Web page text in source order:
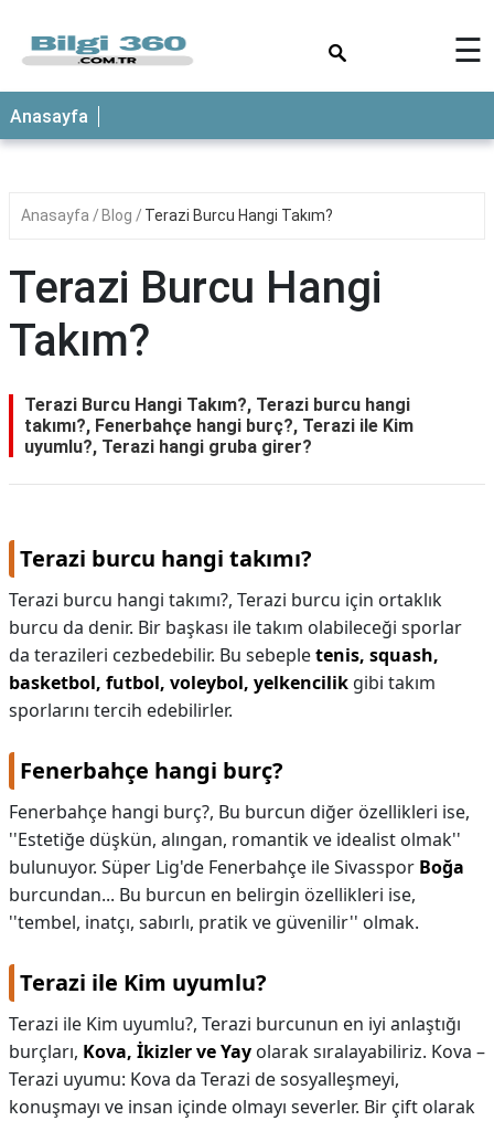
ANASAYFA
☰
Anasayfa
Anasayfa Blog Terazi Burcu Hangi Takım?
Terazi Burcu Hangi
Takım?
Terazi Burcu Hangi Takım?, Terazi burcu hangi
takımı?, Fenerbahçe hangi burç?, Terazi ile Kim
uyumlu?, Terazi hangi gruba girer?
Terazi burcu hangi takımı?
Terazi burcu hangi takımı?, Terazi burcu için ortaklık
burcu da denir. Bir başkası ile takım olabileceği sporlar
da terazileri cezbedebilir. Bu sebepletenis, squash,
basketbol, futbol, voleybol, yelkencilik gibi takım
sporlarını tercih edebilirler.
Fenerbahçe hangi burç?
Fenerbahçe hangi burç?, Bu burcun diğer özellikleri ise,
''Estetiğe düşkün, alıngan, romantik ve idealist olmak''
bulunuyor. Süper Lig'de Fenerbahçe ile Sivasspor Boğa
burcundan... Bu burcun en belirgin özellikleri ise,
''tembel, inatçı, sabırlı, pratik ve güvenilir'' olmak.
Terazi ile Kim uyumlu?
Terazi ile Kim uyumlu?, Terazi burcunun en iyi anlaştığı
burçları, Kova, İkizler ve Yay olarak sıralayabiliriz. Kova –
Terazi uyumu: Kova da Terazi de sosyalleşmeyi,
konuşmayı ve insan içinde olmayı severler. Bir çift olarak